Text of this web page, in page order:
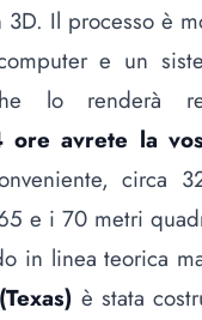
Il processo è
e un
lo renderà
avrete la
circa
e i 70 metri
in linea teorica
è stata